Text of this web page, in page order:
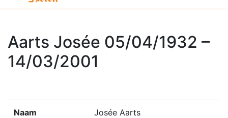
Aarts Josée 05/04/1932 –
14/03/2001
Naam Josée Aarts